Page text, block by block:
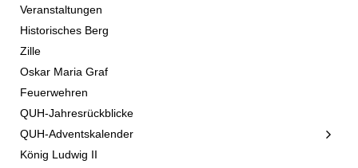
Veranstaltungen
Historisches Berg
Zille
Oskar Maria Graf
Feuerwehren
QUH-Jahresrückblicke
QUH-Adventskalender
König Ludwig II